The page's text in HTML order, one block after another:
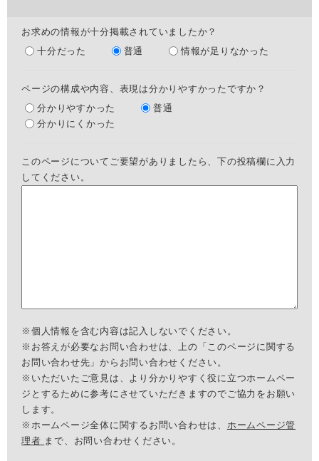
お求めの情報が十分掲載されていましたか？
十分だった
普通 情報が足りなかった
ページの構成や内容、表現は分かりやすかったですか？
分かりやすかった
普通
分かりにくかった
このページについてご要望がありましたら、下の投稿欄に入力
してください。
※個人情報を含む内容は記入しないでください。
※お答えが必要なお問い合わせは、上の「このページに関する
お問い合わせ先」からお問い合わせください。
※いただいたご意見は、より分かりやすく役に立つホームペー
ジとするために参考にさせていただきますのでご協力をお願い
します。
※ホームページ全体に関するお問い合わせは、 ホームページ管
理者 まで、お問い合わせください。